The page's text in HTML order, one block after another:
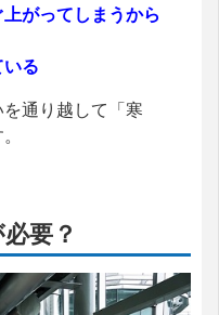
がってしまうから
いる
通り越して「寒
要？